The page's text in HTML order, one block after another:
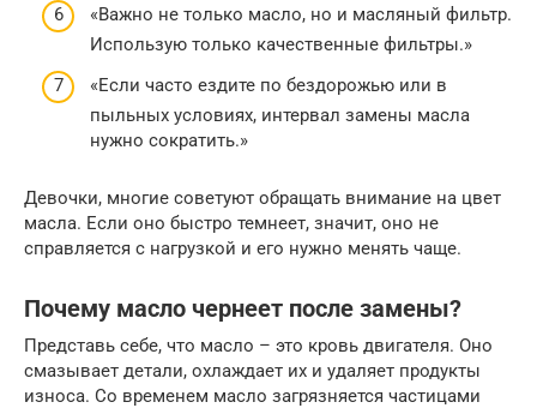
«Важно не только масло, но и масляный фильтр.
Использую только качественные фильтры.»
«Если часто ездите по бездорожью или в
пыльных условиях, интервал замены масла
нужно сократить.»
Девочки, многие советуют обращать внимание на цвет
масла. Если оно быстро темнеет, значит, оно не
справляется с нагрузкой и его нужно менять чаще.
Почему масло чернеет после замены?
Представь себе, что масло – это кровь двигателя. Оно
смазывает детали, охлаждает их и удаляет продукты
износа. Со временем масло загрязняется частицами